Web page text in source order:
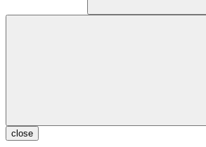
close